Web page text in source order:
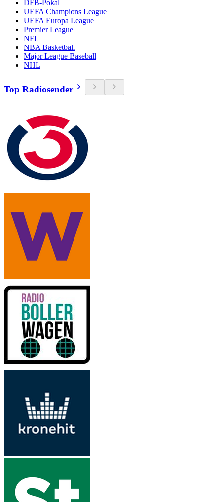
DFB-Pokal
UEFA Champions League
UEFA Europa League
Premier League
NFL
NBA Basketball
Major League Baseball
NHL
Top Radiosender